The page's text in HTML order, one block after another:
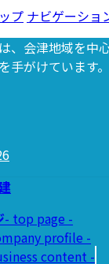
プ ナビゲーショ
、会津地域を中
手がけています。
- top page -
profile -
content -